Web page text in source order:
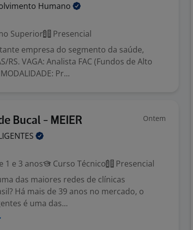
Humano
Superior
Presencial
empresa do segmento da saúde,
RS. VAGA: Analista FAC (Fundos de Alto
Pr...
Bucal - MEIER Ontem
1 e 3 anos Curso Técnico
Presencial
das maiores redes de clínicas
Há mais de 39 anos no mercado, o
é uma das...